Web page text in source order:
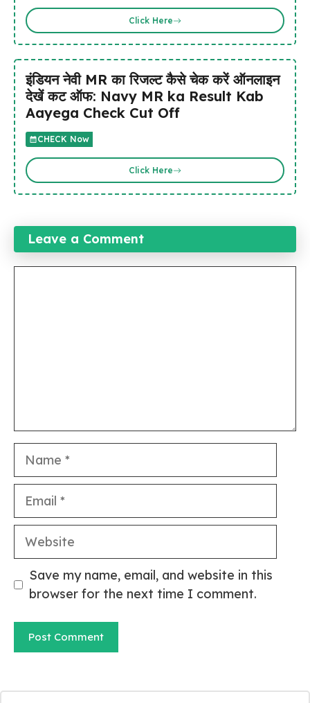
Click Here
इंडियन नेवी MR का रिजल्ट कैसे चेक करें ऑनलाइन
देखें कट ऑफ: Navy MR ka Result Kab
Aayega Check Cut Off
CHECK Now
Click Here
Leave a Comment
Name
Email
Website
Save my name, email, and website in this
browser for the next time I comment.